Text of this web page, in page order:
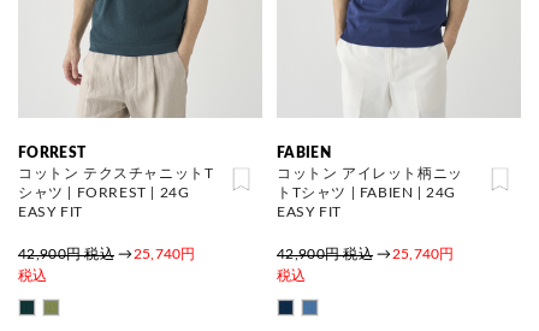
FORREST
コットン テクスチャニットT
シャツ | FORREST | 24G
EASY FIT
42,900円 税込 →25,740円
税込
FABIEN
コットン アイレット柄ニッ
トTシャツ | FABIEN | 24G
EASY FIT
42,900円 税込 →25,740円
税込